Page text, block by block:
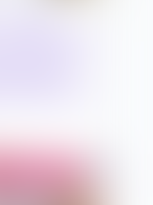
sérieux
éléments de
du
pour
bailleur | LE